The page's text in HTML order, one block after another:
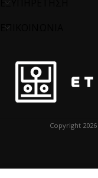
ΕΞΥΠΗΡΕΤΗΣΗ
ΕΠΙΚΟΙΝΩΝΙΑ
Copyright 2026